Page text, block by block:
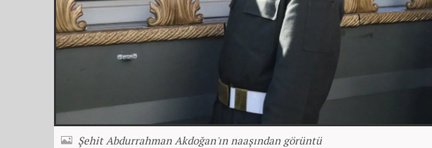
Şehit Abdurrahman Akdoğan'ın naaşından görüntü